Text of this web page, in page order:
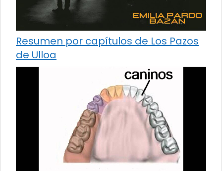
Resumen por capítulos de Los Pazos
de Ulloa